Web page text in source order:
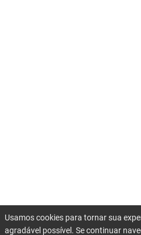
Usamos cookies para tornar sua
agradável possível. Se continuar